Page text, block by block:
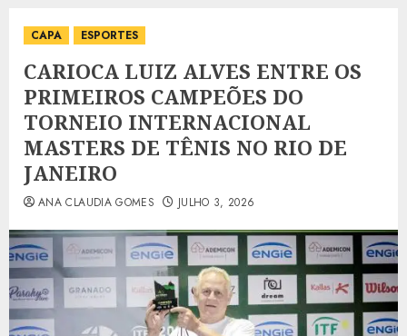
CAPA ESPORTES
CARIOCA LUIZ ALVES ENTRE OS
PRIMEIROS CAMPEÕES DO
TORNEIO INTERNACIONAL
MASTERS DE TÊNIS NO RIO DE
JANEIRO
ANA CLAUDIA GOMES JULHO 3, 2026